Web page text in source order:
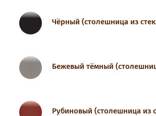
Чёрный (столешница из
Бежевый тёмный
Рубиновый (столешница из